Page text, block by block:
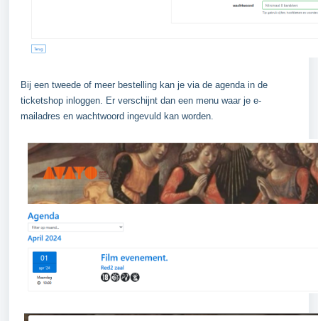
Bij een tweede of meer bestelling kan je via de agenda in de
ticketshop inloggen. Er verschijnt dan een menu waar je e-
mailadres en wachtwoord ingevuld kan worden.